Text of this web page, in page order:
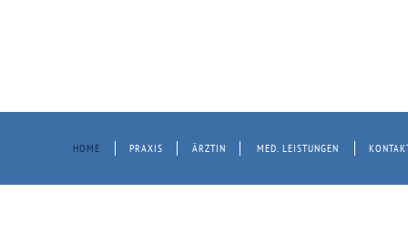
HOME PRAXIS ÄRZTIN MED. LEISTUNGEN